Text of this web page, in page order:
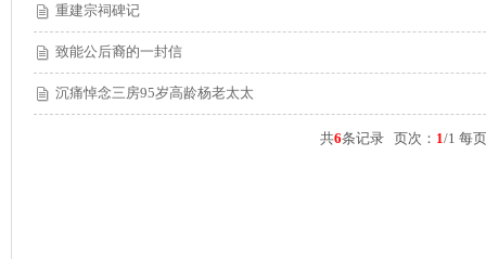
重建宗祠碑记
致能公后裔的一封信
沉痛悼念三房95岁高龄杨老太太
共6条记录 页次： 1/1 每